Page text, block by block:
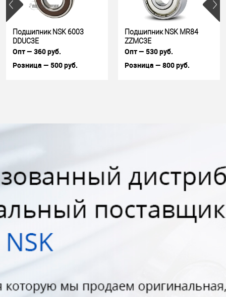
Подшипник NSK 6003
DDUC3E
Опт — 360 руб.
Розница — 500 руб.
Подшипник NSK MR84
ZZMC3E
Опт — 530 руб.
Розница — 800 руб.